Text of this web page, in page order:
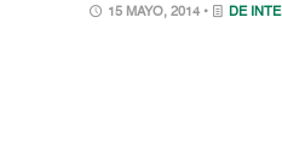
15 MAYO, 2014 • DE